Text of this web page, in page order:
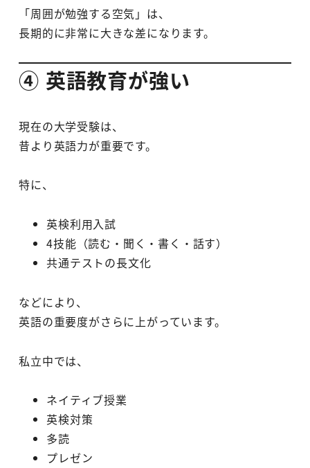
「周囲が勉強する空気」は、
長期的に非常に大きな差になります。
④ 英語教育が強い
現在の大学受験は、
昔より英語力が重要です。
特に、
英検利用入試
4技能（読む・聞く・書く・話す）
共通テストの長文化
などにより、
英語の重要度がさらに上がっています。
私立中では、
ネイティブ授業
英検対策
多読
プレゼン